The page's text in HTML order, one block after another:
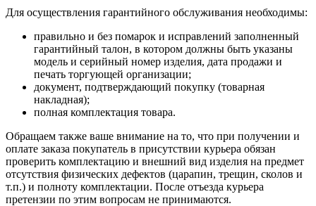
Для осуществления гарантийного обслуживания необходимы:
правильно и без помарок и исправлений заполненный
гарантийный талон, в котором должны быть указаны
модель и серийный номер изделия, дата продажи и
печать торгующей организации;
документ, подтверждающий покупку (товарная
накладная);
полная комплектация товара.
Обращаем также ваше внимание на то, что при получении и
оплате заказа покупатель в присутствии курьера обязан
проверить комплектацию и внешний вид изделия на предмет
отсутствия физических дефектов (царапин, трещин, сколов и
т.п.) и полноту комплектации. После отъезда курьера
претензии по этим вопросам не принимаются.